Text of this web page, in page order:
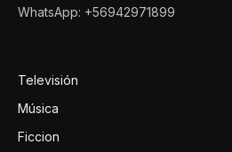
WhatsApp: +56942971899
Televisión
Música
Ficcion